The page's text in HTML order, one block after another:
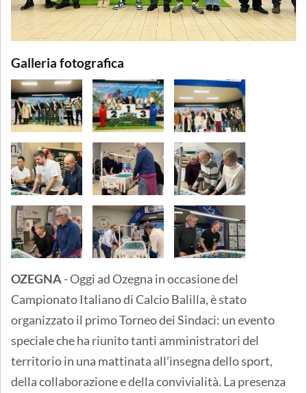
Galleria fotografica
OZEGNA- Oggi ad Ozegna in occasione del
Campionato Italiano di Calcio Balilla, è stato
organizzato il primo Torneo dei Sindaci: un evento
speciale che ha riunito tanti amministratori del
territorio in una mattinata all’insegna dello sport,
della collaborazione e della convivialità. La presenza